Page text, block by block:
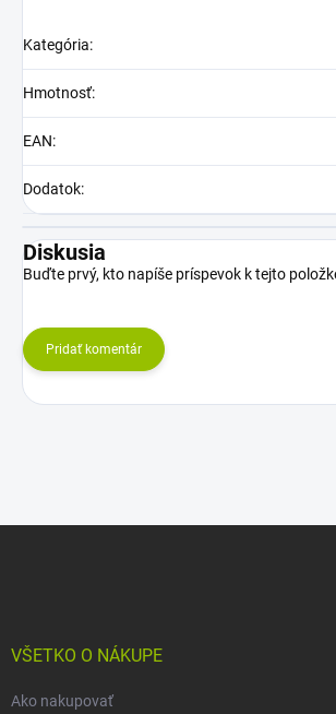
Kategória:
Hmotnosť:
EAN:
Dodatok:
Diskusia
Buďte prvý, kto napíše príspevok k tejto
Pridať komentár
VŠETKO O NÁKUPE
Ako nakupovať